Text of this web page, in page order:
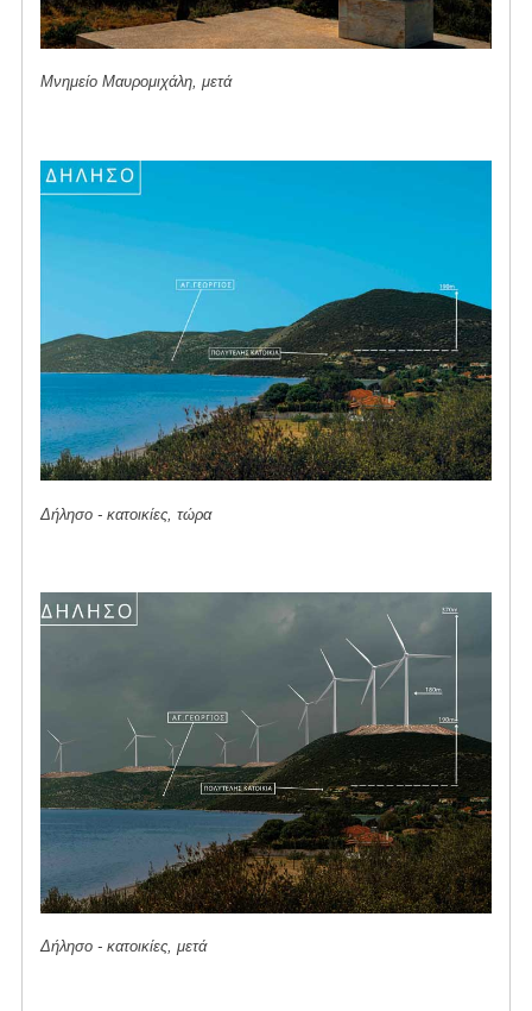
Μνημείο Μαυρομιχάλη, μετά
Δήλησο - κατοικίες, τώρα
Δήλησο - κατοικίες, μετά